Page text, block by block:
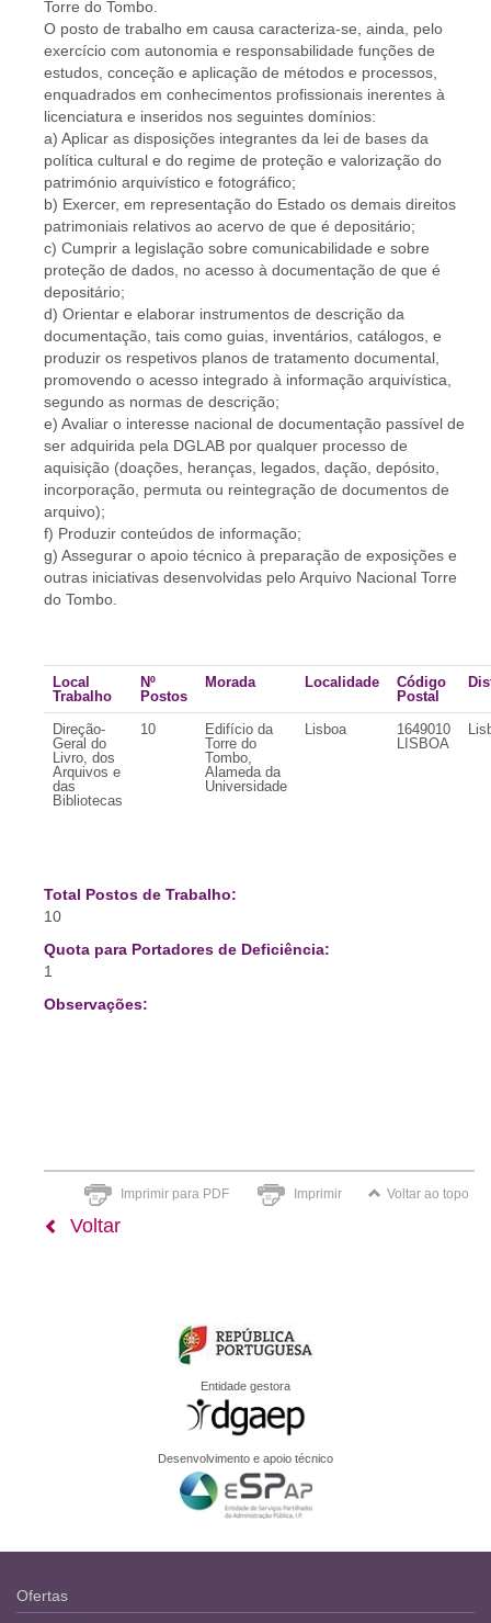
Torre do Tombo.
O posto de trabalho em causa caracteriza-se, ainda, pelo
exercício com autonomia e responsabilidade funções de
estudos, conceção e aplicação de métodos e processos,
enquadrados em conhecimentos profissionais inerentes à
licenciatura e inseridos nos seguintes domínios:
a) Aplicar as disposições integrantes da lei de bases da
política cultural e do regime de proteção e valorização do
património arquivístico e fotográfico;
b) Exercer, em representação do Estado os demais direitos
patrimoniais relativos ao acervo de que é depositário;
c) Cumprir a legislação sobre comunicabilidade e sobre
proteção de dados, no acesso à documentação de que é
depositário;
d) Orientar e elaborar instrumentos de descrição da
documentação, tais como guias, inventários, catálogos, e
produzir os respetivos planos de tratamento documental,
promovendo o acesso integrado à informação arquivística,
segundo as normas de descrição;
e) Avaliar o interesse nacional de documentação passível de
ser adquirida pela DGLAB por qualquer processo de
aquisição (doações, heranças, legados, dação, depósito,
incorporação, permuta ou reintegração de documentos de
arquivo);
f) Produzir conteúdos de informação;
g) Assegurar o apoio técnico à preparação de exposições e
outras iniciativas desenvolvidas pelo Arquivo Nacional Torre
do Tombo.
Local
Trabalho
Nº
Postos
Morada Localidade
Código
Postal
Direção-
Geral do
Livro, dos
Arquivos e
das
Bibliotecas
10
Edifício da
Torre do
Tombo,
Alameda da
Universidade
Lisboa
1649010
LISBOA
Total Postos de Trabalho:
10
Quota para Portadores de Deficiência:
1
Observações:
Imprimir para PDF Imprimir Voltar ao topo
Voltar
Entidade gestora
Desenvolvimento e apoio técnico
Ofertas